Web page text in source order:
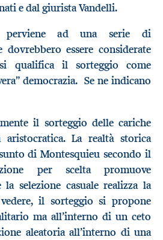
e dal giurista Vandelli.
perviene ad una serie di
essere considerate
qualifica il sorteggio come
democrazia. Se ne indicano
il sorteggio delle cariche
La realtà storica
di Montesquieu secondo il
per scelta promuove
la selezione casuale realizza la
il sorteggio si propone
ma all’interno di un ceto
aleatoria all’interno di una